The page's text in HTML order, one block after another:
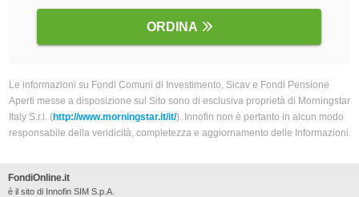
ORDINA
Le informazioni su Fondi Comuni di Investimento, Sicav e Fondi Pensione
Aperti messe a disposizione sul Sito sono di esclusiva proprietà di Morningstar
Italy S.r.l. (http://www.morningstar.it/it/). Innofin non è pertanto in alcun modo
responsabile della veridicità, completezza e aggiornamento delle Informazioni.
FondiOnline.it
è il sito di Innofin SIM S.p.A.